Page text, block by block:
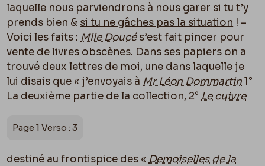
laquelle nous parviendrons à nous garer si tu t’y
prends bien & si tu ne gâches pas la situation ! –
Voici les faits : Mlle Doucés’est fait pincer pour
vente de livres obscènes. Dans ses papiers on a
trouvé deux lettres de moi, une dans laquelle je
lui disais que « j’envoyais à Mr Léon Dommartin1°
La deuxième partie de la collection, 2° Le cuivre
Page 1 Verso : 3
destiné au frontispice des « Demoiselles de la